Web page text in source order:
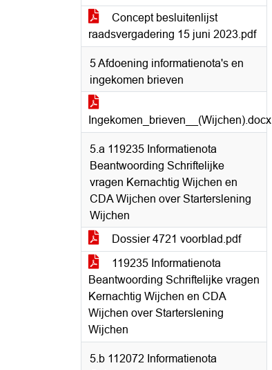
Concept besluitenlijst
raadsvergadering 15 juni 2023.pdf
5 Afdoening informatienota's en
ingekomen brieven
Ingekomen_brieven__(Wijchen).docx
5.a 119235 Informatienota
Beantwoording Schriftelijke
vragen Kernachtig Wijchen en
CDA Wijchen over Starterslening
Wijchen
Dossier 4721 voorblad.pdf
119235 Informatienota
Beantwoording Schriftelijke vragen
Kernachtig Wijchen en CDA
Wijchen over Starterslening
Wijchen
5.b 112072 Informatienota